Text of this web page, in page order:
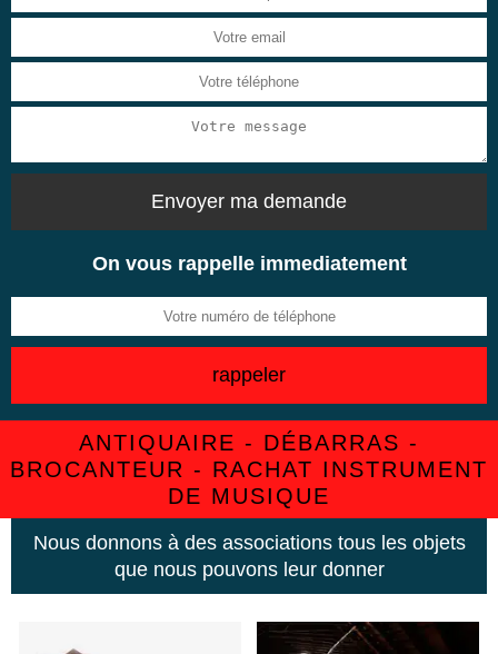
On vous rappelle immediatement
ANTIQUAIRE - DÉBARRAS -
BROCANTEUR - RACHAT INSTRUMENT
DE MUSIQUE
Nous donnons à des associations tous les objets
que nous pouvons leur donner